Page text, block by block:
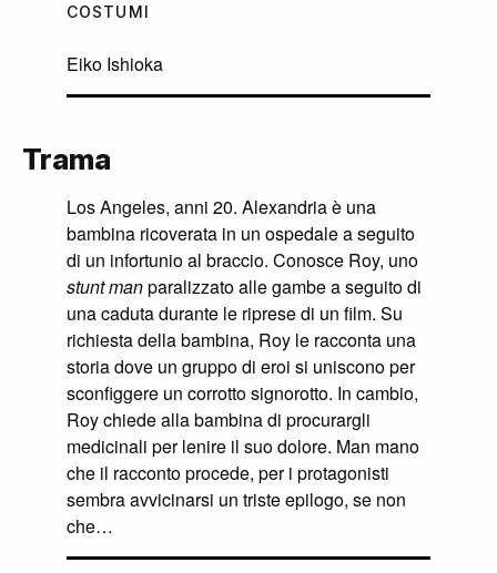
COSTUMI
Eiko Ishioka
Trama
Los Angeles, anni 20. Alexandria è una
bambina ricoverata in un ospedale a seguito
di un infortunio al braccio. Conosce Roy, uno
stunt manparalizzato alle gambe a seguito di
una caduta durante le riprese di un film. Su
richiesta della bambina, Roy le racconta una
storia dove un gruppo di eroi si uniscono per
sconfiggere un corrotto signorotto. In cambio,
Roy chiede alla bambina di procurargli
medicinali per lenire il suo dolore. Man mano
che il racconto procede, per i protagonisti
sembra avvicinarsi un triste epilogo, se non
che…